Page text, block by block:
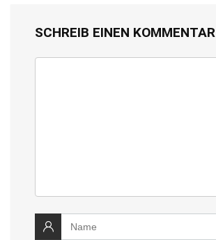
SCHREIB EINEN KOMMENTAR